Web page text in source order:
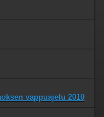
vappuajelu 2010